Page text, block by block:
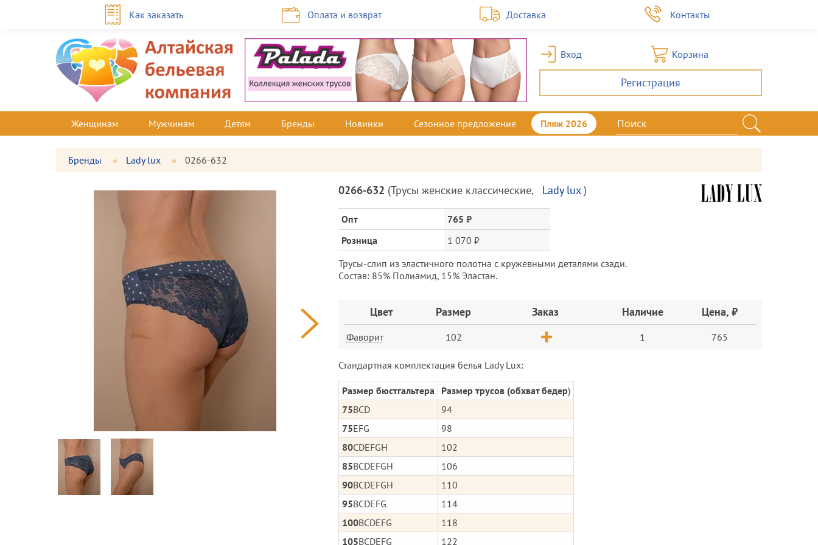
Как заказать Оплата и возврат Доставка Контакты
Вход Корзина
Регистрация
Женщинам Мужчинам Детям Бренды Новинки Сезонное предложение Пляж 2026
Бренды Lady lux 0266-632
Фотографии
товара
Большая
Описание
и
цена
0266-632 (Трусы женские классические, Lady lux )
Опт
765 ₽
Розница
1 070 ₽
Трусы-слип из эластичного полотна с кружевными деталями сзади.
Cостав: 85% Полиамид, 15% Эластан.
ЗаказЦвет Размер Заказ Наличие Цена, ₽
Фаворит 102 1 765
Стандартная комплектация белья Lady Lux:
Размер бюстгальтера Размер трусов (обхват бедер)
75BCD
94
75EFG
98
80CDEFGH
102
85BCDEFGH
106
90BCDEFGH
110
95BCDEFG
114
100BCDEFG
118
105BCDEFG 122